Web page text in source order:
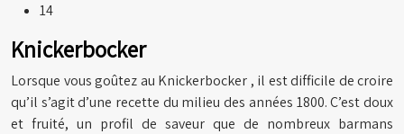
14
Knickerbocker
Lorsque vous goûtez au Knickerbocker , il est difficile de croire
qu’il s’agit d’une recette du milieu des années 1800. C’est doux
et fruité, un profil de saveur que de nombreux barmans